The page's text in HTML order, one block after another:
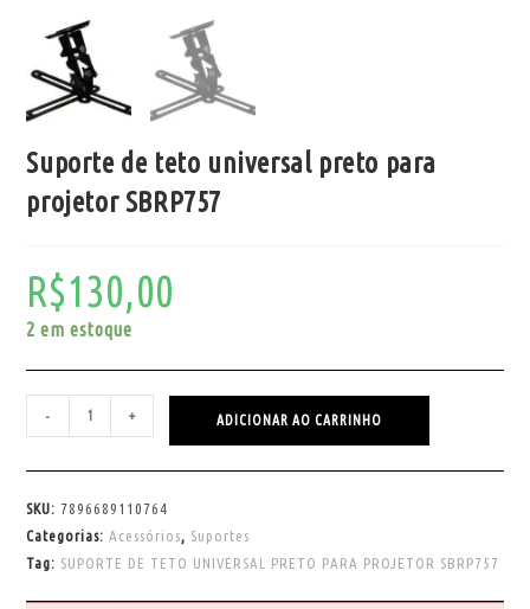
Suporte de teto universal preto para
projetor SBRP757
R$130,00
2 em estoque
- + ADICIONAR AO CARRINHO
SKU: 7896689110764
Categorias:Acessórios, Suportes
Tag: SUPORTE DE TETO UNIVERSAL PRETO PARA PROJETOR SBRP757